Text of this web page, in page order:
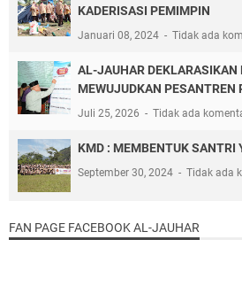
KADERISASI PEMIMPIN
Januari 08, 2024 Tidak ada
AL-JAUHAR DEKLARASIKAN
MEWUJUDKAN PESANTREN
Juli 25, 2026 Tidak ada
KMD : MEMBENTUK SANTRI
September 30, 2024 Tidak ada
FAN PAGE FACEBOOK AL-JAUHAR